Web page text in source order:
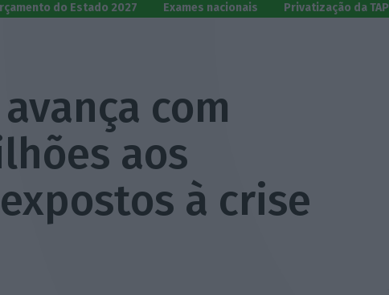
do Estado 2027 Exames nacionais Privatização da TAP
com
aos
à crise